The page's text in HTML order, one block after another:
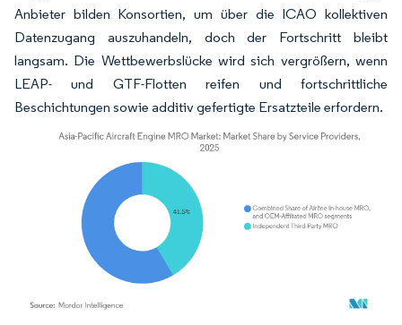
Anbieter bilden Konsortien, um über die ICAO kollektiven
Datenzugang auszuhandeln, doch der Fortschritt bleibt
langsam. Die Wettbewerbslücke wird sich vergrößern, wenn
LEAP- und GTF-Flotten reifen und fortschrittliche
Beschichtungen sowie additiv gefertigte Ersatzteile erfordern.